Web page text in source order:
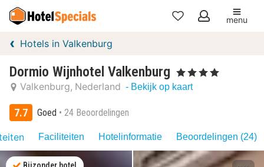
Mijn
menu
Hotels in Valkenburg
Dormio Wijnhotel Valkenburg , 4 Sterren
Valkenburg Nederland - Bekijk op kaart
7.7 Goed 24 Beoordelingen
Faciliteiten Hotelinformatie Beoordelingen (24)